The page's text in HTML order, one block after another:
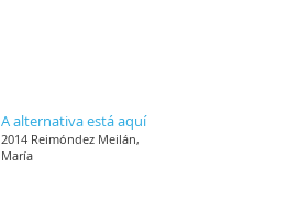
A alternativa está aquí
2014 Reimóndez Meilán,
María